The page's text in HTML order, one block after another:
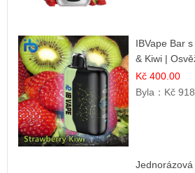
IBVape Bar
& Kiwi |
Kč 400.00
Byla： Kč